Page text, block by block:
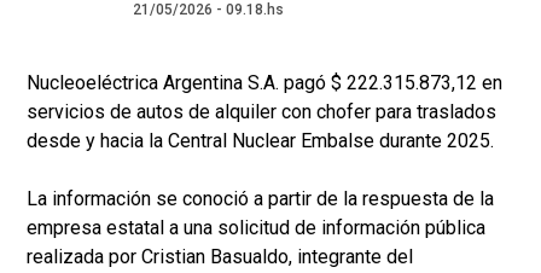
21/05/2026 - 09.18.hs
Nucleoeléctrica Argentina S.A. pagó $ 222.315.873,12 en
servicios de autos de alquiler con chofer para traslados
desde y hacia la Central Nuclear Embalse durante 2025.
La información se conoció a partir de la respuesta de la
empresa estatal a una solicitud de información pública
realizada por Cristian Basualdo, integrante del